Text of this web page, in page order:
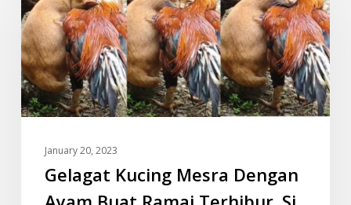
Mesra
Dengan
Ayam
Buat
Ramai
Terhibur.
Oyen
Sedih
“Pinjam
January 20, 2023
Gelagat Kucing Mesra Dengan